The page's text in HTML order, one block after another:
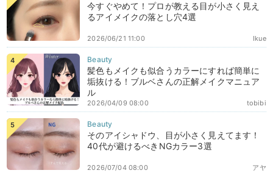
今すぐやめて！プロが教える目が小さく見え
るアイメイクの落とし穴4選
Ikue
2026/06/21 11:00
髪色もメイクも似合うカラーにすれば簡単に
垢抜ける！ブルベさんの正解メイクマニュア
ル
tobibi
2026/04/09 08:00
そのアイシャドウ、目が小さく見えてます！
40代が避けるべきNGカラー3選
アヤ
2026/07/04 08:00